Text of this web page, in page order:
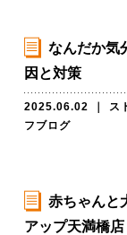
なんだか気
因と対策
2025.06.02 ス
フブログ
赤ちゃんと
アップ天満橋店